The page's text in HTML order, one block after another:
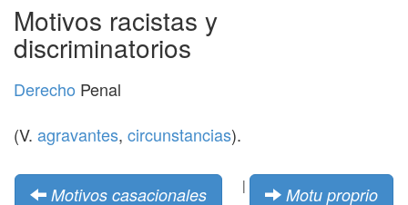
Motivos racistas y
discriminatorios
Derecho Penal
(V. agravantes, circunstancias).
Motivos casacionales | Motu proprio